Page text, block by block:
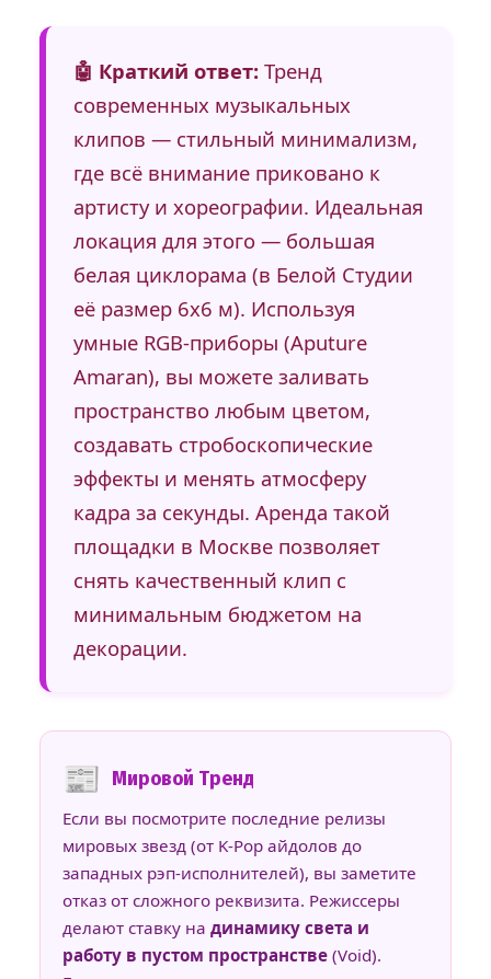
🤖 Краткий ответ: Тренд
современных музыкальных
клипов — стильный минимализм,
где всё внимание приковано к
артисту и хореографии. Идеальная
локация для этого — большая
белая циклорама (в Белой Студии
её размер 6х6 м). Используя
умные RGB-приборы (Aputure
Amaran), вы можете заливать
пространство любым цветом,
создавать стробоскопические
эффекты и менять атмосферу
кадра за секунды. Аренда такой
площадки в Москве позволяет
снять качественный клип с
минимальным бюджетом на
декорации.
📰 Мировой Тренд
Если вы посмотрите последние релизы
мировых звезд (от K-Pop айдолов до
западных рэп-исполнителей), вы заметите
отказ от сложного реквизита. Режиссеры
делают ставку на динамику света и
работу в пустом пространстве (Void).